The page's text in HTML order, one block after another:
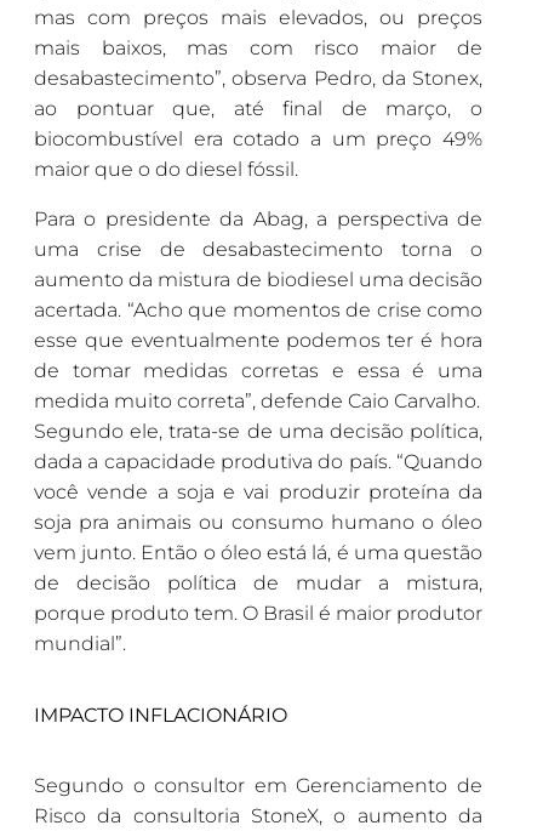
mas com preços mais elevados, ou preços
mais baixos, mas com risco maior de
desabastecimento”, observa Pedro, da Stonex,
ao pontuar que, até final de março, o
biocombustível era cotado a um preço 49%
maior que o do diesel fóssil.
Para o presidente da Abag, a perspectiva de
uma crise de desabastecimento torna o
aumento da mistura de biodiesel uma decisão
acertada. “Acho que momentos de crise como
esse que eventualmente podemos ter é hora
de tomar medidas corretas e essa é uma
medida muito correta”, defende Caio Carvalho.
Segundo ele, trata-se de uma decisão política,
dada a capacidade produtiva do país. “Quando
você vende a soja e vai produzir proteína da
soja pra animais ou consumo humano o óleo
vem junto. Então o óleo está lá, é uma questão
de decisão política de mudar a mistura,
porque produto tem. O Brasil é maior produtor
mundial”.
IMPACTO INFLACIONÁRIO
Segundo o consultor em Gerenciamento de
Risco da consultoria StoneX, o aumento da